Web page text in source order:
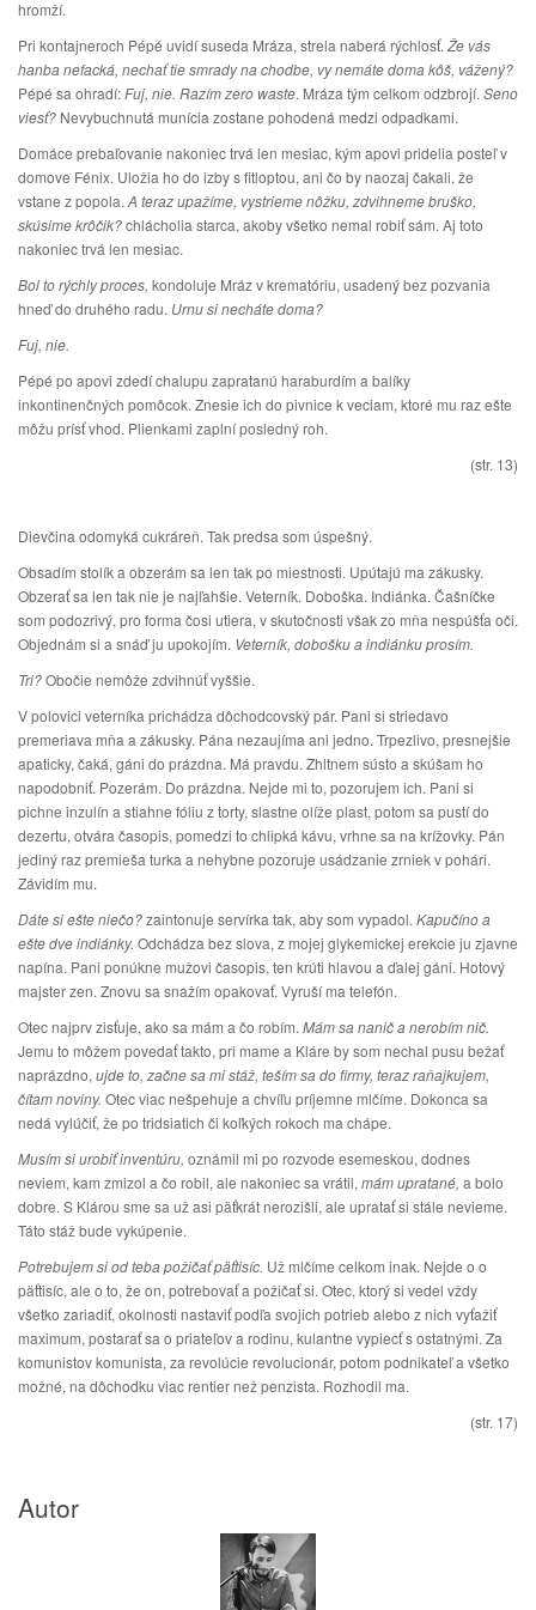
hromží.
Pri kontajneroch Pépé uvidí suseda Mráza, strela naberá rýchlosť. Že vás
hanba nefacká, nechať tie smrady na chodbe, vy nemáte doma kôš, vážený?
Pépé sa ohradí:Fuj, nie. Razím zero waste. Mráza tým celkom odzbrojí. Seno
viesť? Nevybuchnutá munícia zostane pohodená medzi odpadkami.
Domáce prebaľovanie nakoniec trvá len mesiac, kým apovi pridelia posteľ v
domove Fénix. Uložia ho do izby s fitloptou, ani čo by naozaj čakali, že
vstane z popola. A teraz upažíme, vystrieme nôžku, zdvihneme bruško,
skúsime krôčik?chlácholia starca, akoby všetko nemal robiť sám. Aj toto
nakoniec trvá len mesiac.
Bol to rýchly proces, kondoluje Mráz v krematóriu, usadený bez pozvania
hneď do druhého radu. Urnu si necháte doma?
Fuj, nie.
Pépé po apovi zdedí chalupu zapratanú haraburdím a balíky
inkontinenčných pomôcok. Znesie ich do pivnice k veciam, ktoré mu raz ešte
môžu prísť vhod. Plienkami zaplní posledný roh.
(str. 13)
Dievčina odomyká cukráreň. Tak predsa som úspešný.
Obsadím stolík a obzerám sa len tak po miestnosti. Upútajú ma zákusky.
Obzerať sa len tak nie je najľahšie. Veterník. Doboška. Indiánka. Čašníčke
som podozrivý, pro forma čosi utiera, v skutočnosti však zo mňa nespúšťa oči.
Objednám si a snáď ju upokojím. Veterník, dobošku a indiánku prosím.
Tri?Obočie nemôže zdvihnúť vyššie.
V polovici veterníka prichádza dôchodcovský pár. Pani si striedavo
premeriava mňa a zákusky. Pána nezaujíma ani jedno. Trpezlivo, presnejšie
apaticky, čaká, gáni do prázdna. Má pravdu. Zhltnem sústo a skúšam ho
napodobniť. Pozerám. Do prázdna. Nejde mi to, pozorujem ich. Pani si
pichne inzulín a stiahne fóliu z torty, slastne olíže plast, potom sa pustí do
dezertu, otvára časopis, pomedzi to chlipká kávu, vrhne sa na krížovky. Pán
jediný raz premieša turka a nehybne pozoruje usádzanie zrniek v pohári.
Závidím mu.
Dáte si ešte niečo?zaintonuje servírka tak, aby som vypadol. Kapučíno a
ešte dve indiánky. Odchádza bez slova, z mojej glykemickej erekcie ju zjavne
napína. Pani ponúkne mužovi časopis, ten krúti hlavou a ďalej gáni. Hotový
majster zen. Znovu sa snažím opakovať. Vyruší ma telefón.
Otec najprv zisťuje, ako sa mám a čo robím. Mám sa nanič a nerobím nič.
Jemu to môžem povedať takto, pri mame a Kláre by som nechal pusu bežať
naprázdno, ujde to, začne sa mi stáž, teším sa do firmy, teraz raňajkujem,
čítam noviny. Otec viac nešpehuje a chvíľu príjemne mlčíme. Dokonca sa
nedá vylúčiť, že po tridsiatich či koľkých rokoch ma chápe.
Musím si urobiť inventúru, oznámil mi po rozvode esemeskou, dodnes
neviem, kam zmizol a čo robil, ale nakoniec sa vrátil, mám upratané, a bolo
dobre. S Klárou sme sa už asi päťkrát nerozišli, ale upratať si stále nevieme.
Táto stáž bude vykúpenie.
Potrebujem si od teba požičať päťtisíc. Už mlčíme celkom inak. Nejde o o
päťtisíc, ale o to, že on, potrebovať a požičať si. Otec, ktorý si vedel vždy
všetko zariadiť, okolnosti nastaviť podľa svojich potrieb alebo z nich vyťažiť
maximum, postarať sa o priateľov a rodinu, kulantne vypiecť s ostatnými. Za
komunistov komunista, za revolúcie revolucionár, potom podnikateľ a všetko
možné, na dôchodku viac rentier než penzista. Rozhodil ma.
(str. 17)
Autor